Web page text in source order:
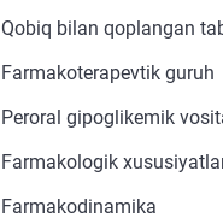
Qobiq bilan qoplangan
Farmakoterapevtik guruh
Peroral gipoglikemik
Farmakologik
Farmakodinamika